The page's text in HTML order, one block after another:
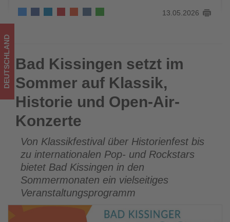
und
Open-
Air-
Konzerte
-
Wissen,
was
Tourismus
los
ist!
13.05.2026
Bad Kissingen setzt im Sommer auf Klassik, Historie und
Open-Air-Konzerte
DEUTSCHLAND Bad Kissingen setzt im
Sommer auf Klassik,
Historie und Open-Air-
Konzerte
Von Klassikfestival über Historienfest bis
zu internationalen Pop- und Rockstars
bietet Bad Kissingen in den
Sommermonaten ein vielseitiges
Veranstaltungsprogramm